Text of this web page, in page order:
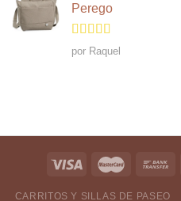
Perego
Valorado en
5
por Raquel
CARRITOS Y SILLAS DE PASEO